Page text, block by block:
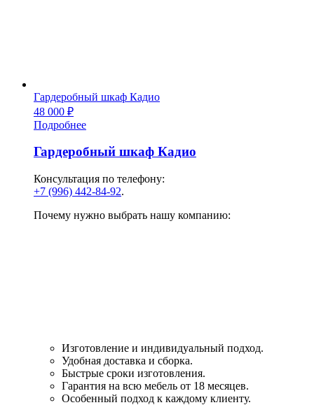
Гардеробный шкаф Кадио
48 000 ₽
Подробнее
Гардеробный шкаф Кадио
Консультация по телефону:
+7 (996) 442-84-92.
Почему нужно выбрать нашу компанию:
Изготовление и индивидуальный подход.
Удобная доставка и сборка.
Быстрые сроки изготовления.
Гарантия на всю мебель от 18 месяцев.
Особенный подход к каждому клиенту.